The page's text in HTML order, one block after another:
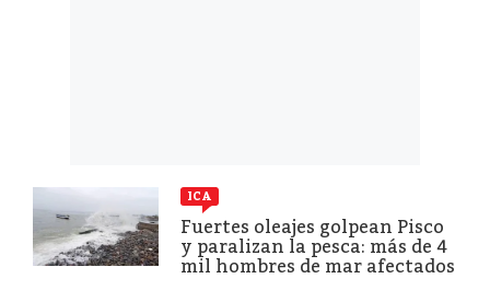
ICA
Fuertes oleajes golpean Pisco
y paralizan la pesca: más de 4
mil hombres de mar afectados